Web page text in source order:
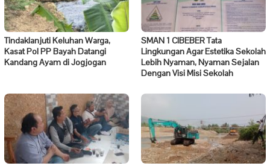
Tindaklanjuti Keluhan Warga,
Kasat Pol PP Bayah Datangi
Kandang Ayam di Jogjogan
SMAN 1 CIBEBER Tata
Lingkungan Agar Estetika Sekolah
Lebih Nyaman, Nyaman Sejalan
Dengan Visi Misi Sekolah